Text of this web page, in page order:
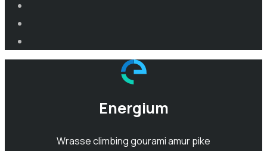
Energium
Wrasse climbing gourami amur pike